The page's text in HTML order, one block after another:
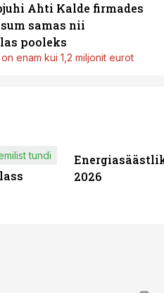
Ahti Kalde firmades
samas nii
pooleks
enam kui 1,2 miljonit eurot
tundi
2026